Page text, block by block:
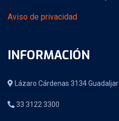
Aviso de privacidad
INFORMACIÓN
Lázaro Cárdenas 3134
33 3122 3300